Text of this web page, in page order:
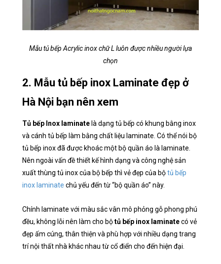
Mẫu tủ bếp Acrylic inox chữ L luôn được nhiều người lựa
chọn
2. Mẫu tủ bếp inox Laminate đẹp ở
Hà Nội bạn nên xem
Tủ bếp Inox laminatelà dạng tủ bếp có khung bằng inox
và cánh tủ bếp làm bằng chất liệu laminate. Có thể nói bộ
tủ bếp inox đã được khoác một bộ quần áo là laminate.
Nên ngoài vấn đề thiết kế hình dạng và công nghệ sản
xuất thùng tủ inox của bộ bếp thì vẻ đẹp của bộtủ bếp
inox laminate chủ yếu đến từ “bộ quần áo” này.
Chính laminate với màu sắc vân mô phỏng gỗ phong phú
đều, không lỗi nên làm cho bộtủ bếp inox laminatecó vẻ
đẹp ấm cúng, thân thiện và phù hợp với nhiều dạng trang
trí nội thất nhà khác nhau từ cổ điển cho đến hiện đại.